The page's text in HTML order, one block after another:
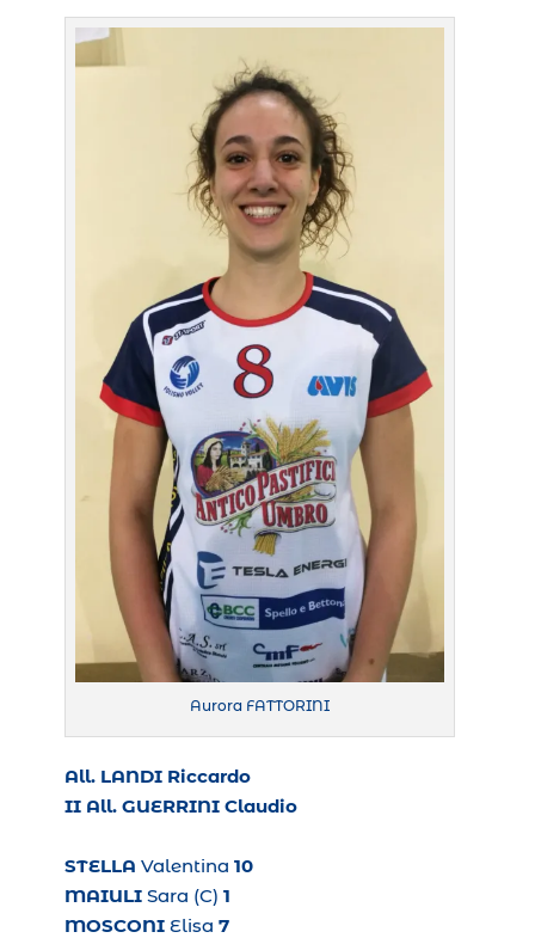
Aurora FATTORINI
All. LANDI Riccardo
II All. GUERRINI Claudio
STELLA Valentina 10
MAIULISara (C) 1
MOSCONIElisa 7